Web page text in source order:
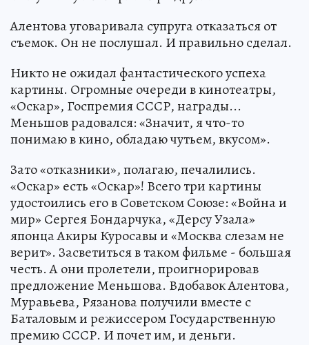
Алентова уговаривала супруга отказаться от
съемок. Он не послушал. И правильно сделал.
Никто не ожидал фантастического успеха
картины. Огромные очереди в кинотеатры,
«Оскар», Госпремия СССР, награды...
Меньшов радовался: «Значит, я что-то
понимаю в кино, обладаю чутьем, вкусом».
Зато «отказники», полагаю, печалились.
«Оскар» есть «Оскар»! Всего три картины
удостоились его в Советском Союзе: «Война и
мир» Сергея Бондарчука, «Дерсу Узала»
японца Акиры Куросавы и «Москва слезам не
верит». Засветиться в таком фильме - большая
честь. А они пролетели, проигнорировав
предложение Меньшова. Вдобавок Алентова,
Муравьева, Рязанова получили вместе с
Баталовым и режиссером Государственную
премию СССР. И почет им, и деньги.